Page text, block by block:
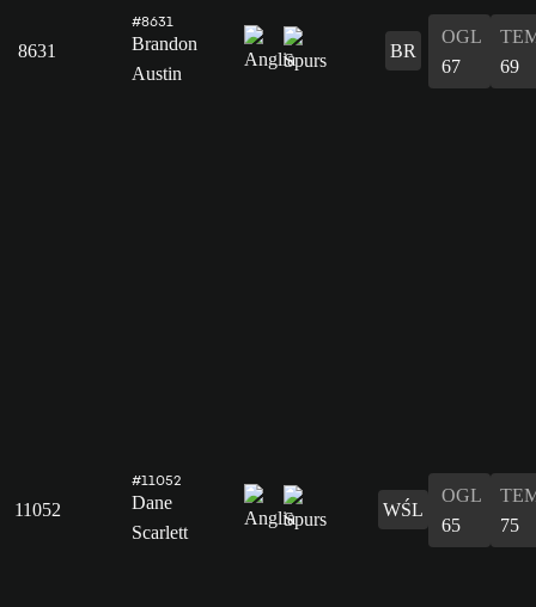
8631
#8631
Brandon
Austin
BR
OGL
67
69
11052
#11052
Dane
Scarlett
WŚL
OGL
65
75